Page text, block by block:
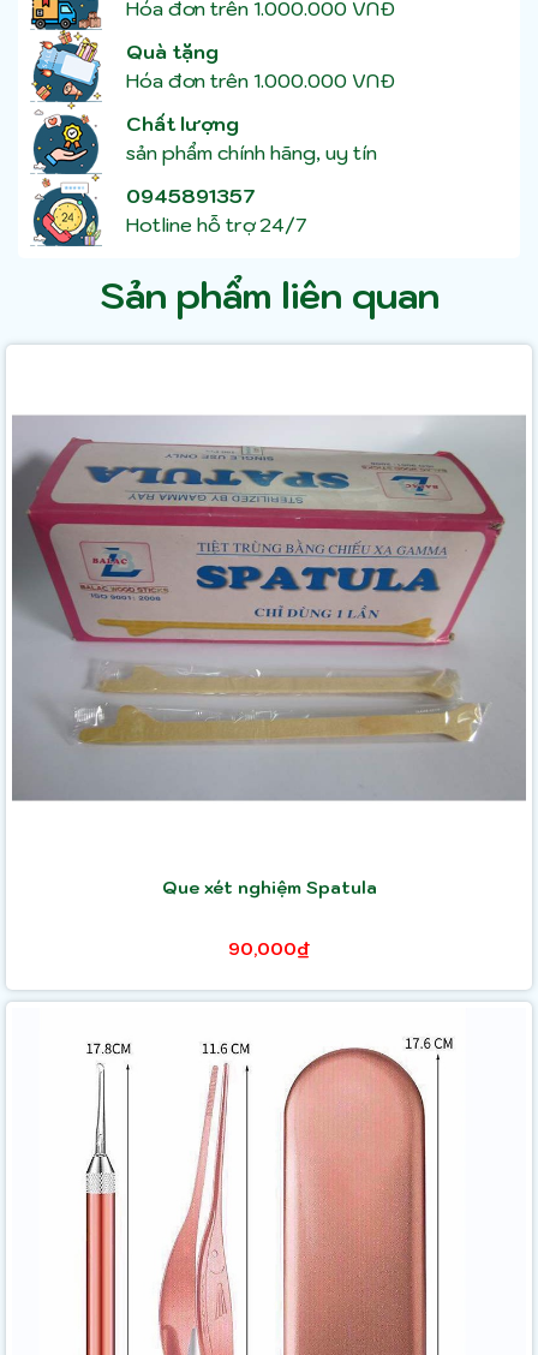
Hóa đơn trên 1.000.000 VNĐ
Quà tặng
Hóa đơn trên 1.000.000 VNĐ
Chất lượng
sản phẩm chính hãng, uy tín
0945891357
Hotline hỗ trợ 24/7
Sản phẩm liên quan
Que xét nghiệm Spatula
90,000₫